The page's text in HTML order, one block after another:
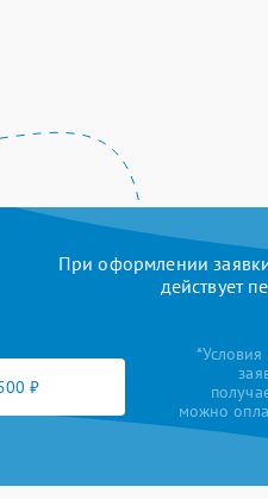
При оформлении
действует
₽
*Условия
можно